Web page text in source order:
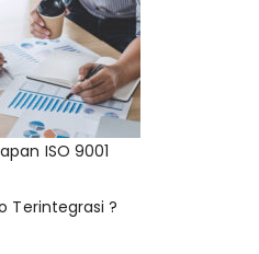
ISO 9001
Terintegrasi ?